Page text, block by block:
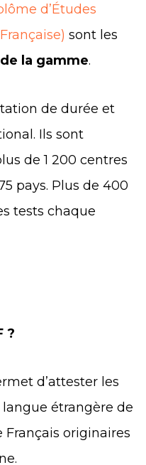
d’Études
sont les
la gamme.
de durée et
Ils sont
de 1 200 centres
pays. Plus de 400
tests chaque
?
d’attester les
étrangère de
originaires